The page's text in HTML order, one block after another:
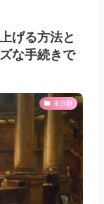
げる方法と
な手続きで
未分類